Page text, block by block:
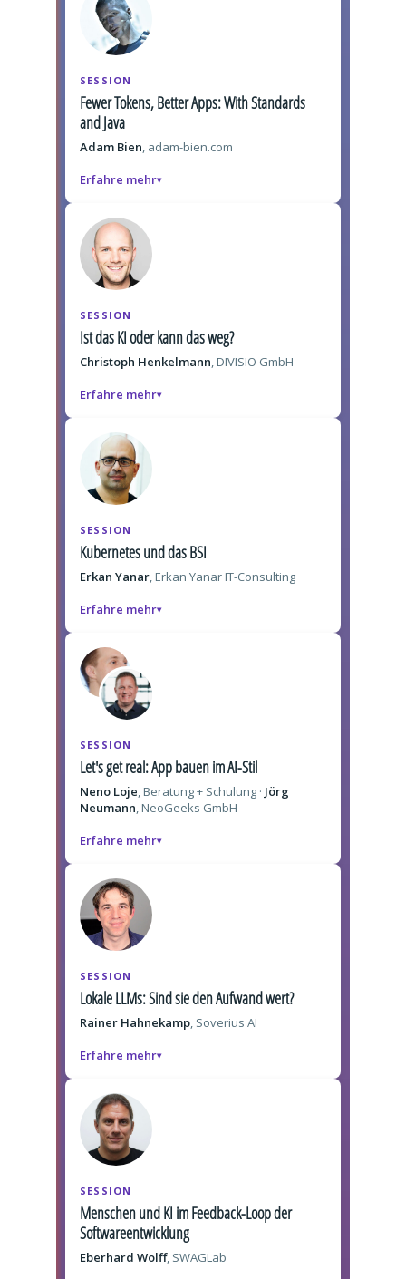
SESSION
Fewer Tokens, Better Apps: With Standards
and Java
Adam Bien , adam-bien.com
Erfahre mehr
SESSION
Ist das KI oder kann das weg?
Christoph Henkelmann , DIVISIO GmbH
Erfahre mehr
SESSION
Kubernetes und das BSI
Erkan Yanar , Erkan Yanar IT-Consulting
Erfahre mehr
SESSION
Let's get real: App bauen im AI-Stil
Neno Loje , Beratung + Schulung · Jörg
Neumann , NeoGeeks GmbH
Erfahre mehr
SESSION
Lokale LLMs: Sind sie den Aufwand wert?
Rainer Hahnekamp , Soverius AI
Erfahre mehr
SESSION
Menschen und KI im Feedback-Loop der
Softwareentwicklung
Eberhard Wolff, SWAGLab